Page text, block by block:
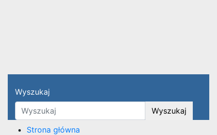
Przegląd Brzeski –
Wyszukaj
Wyszukaj
Strona główna